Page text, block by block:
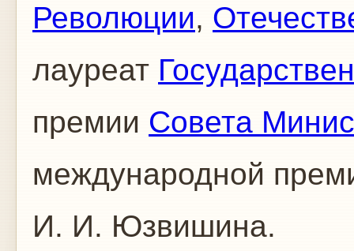
Революции,
лауреат
премии Совета
международной
И. И. Юзвишина.